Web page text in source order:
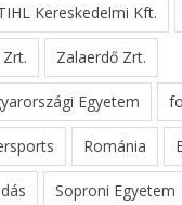
Kereskedelmi Kft.
Zalaerdő Zrt.
Egyetem
Románia
Soproni Egyetem